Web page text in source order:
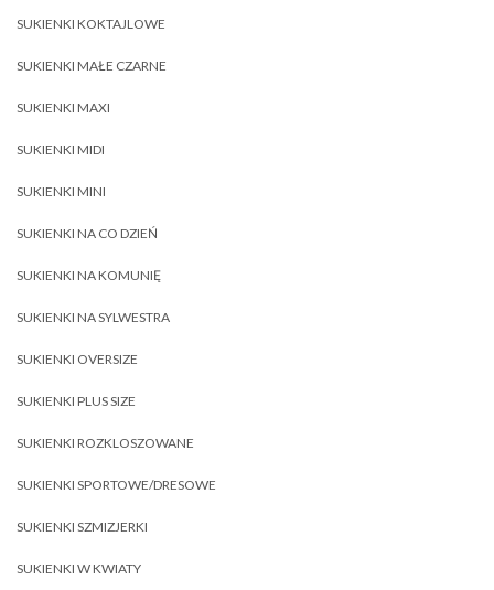
SUKIENKI KOKTAJLOWE
SUKIENKI MAŁE CZARNE
SUKIENKI MAXI
SUKIENKI MIDI
SUKIENKI MINI
SUKIENKI NA CO DZIEŃ
SUKIENKI NA KOMUNIĘ
SUKIENKI NA SYLWESTRA
SUKIENKI OVERSIZE
SUKIENKI PLUS SIZE
SUKIENKI ROZKLOSZOWANE
SUKIENKI SPORTOWE/DRESOWE
SUKIENKI SZMIZJERKI
SUKIENKI W KWIATY